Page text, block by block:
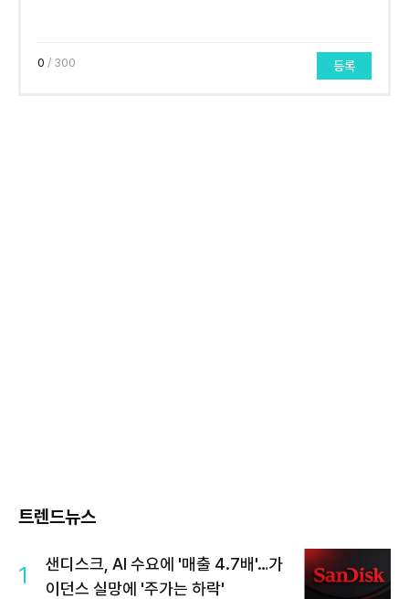
0 / 300 등록
트렌드뉴스
1
샌디스크, AI 수요에 '매출 4.7배'…가
이던스 실망에 '주가는 하락'